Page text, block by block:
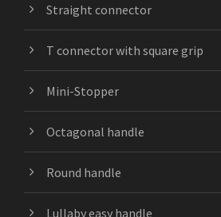
Straight connector
T connector with square grip
Mini-Stopper
Octagonal handle
Round handle
Lullaby easy handle